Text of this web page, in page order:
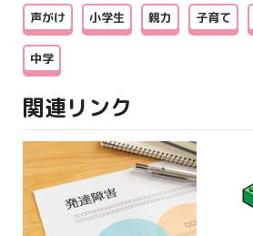
声がけ 小学生 親力 子育て
中学
関連リンク